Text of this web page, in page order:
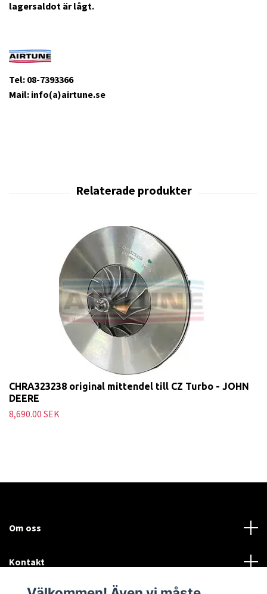
lagersaldot är lågt.
Tel: 08-7393366
Mail: info(a)airtune.se
CHRA323238 original mittendel till CZ Turbo - JOHN
DEERE
8,690.00 SEK
Om oss
Kontakt